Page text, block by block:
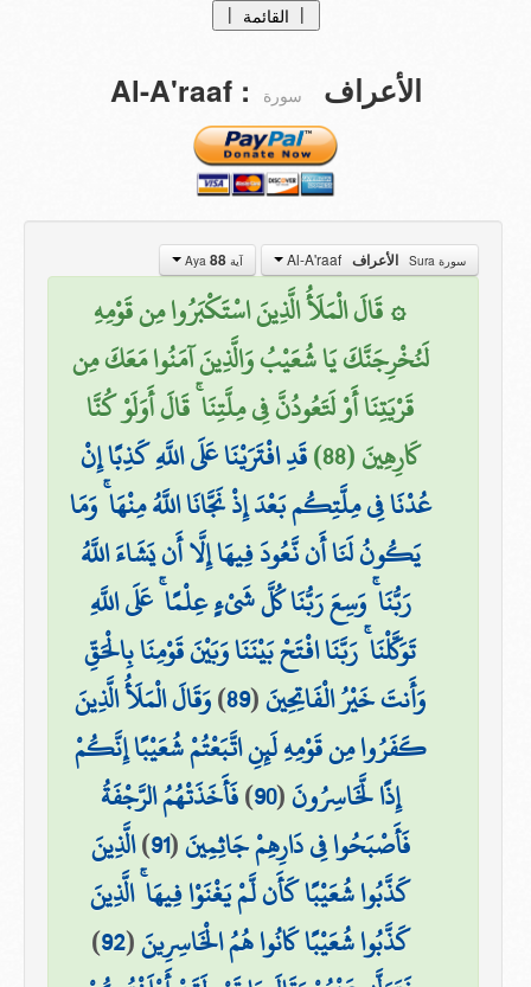
| |
اتصل بنا
تبرعات
الأعراف سورة :
Al-A'raaf
سورة Sura الأعراف Al-A'raaf آية Aya88
۞ قَالَ الْمَلَأُ الَّذِينَ اسْتَكْبَرُوا مِن قَوْمِهِ
لَنُخْرِجَنَّكَ يَا شُعَيْبُ وَالَّذِينَ آمَنُوا مَعَكَ مِن
قَرْيَتِنَا أَوْ لَتَعُودُنَّ فِي مِلَّتِنَا ۚ قَالَ أَوَلَوْ كُنَّا
كَارِهِينَ (88)
قَدِ افْتَرَيْنَا عَلَى اللَّهِ كَذِبًا إِنْ
عُدْنَا فِي مِلَّتِكُم بَعْدَ إِذْ نَجَّانَا اللَّهُ مِنْهَا ۚ وَمَا
يَكُونُ لَنَا أَن نَّعُودَ فِيهَا إِلَّا أَن يَشَاءَ اللَّهُ
رَبُّنَا ۚ وَسِعَ رَبُّنَا كُلَّ شَيْءٍ عِلْمًا ۚ عَلَى اللَّهِ
تَوَكَّلْنَا ۚ رَبَّنَا افْتَحْ بَيْنَنَا وَبَيْنَ قَوْمِنَا بِالْحَقِّ
وَأَنتَ خَيْرُ الْفَاتِحِينَ(
89
)وَقَالَ الْمَلَأُ الَّذِينَ
كَفَرُوا مِن قَوْمِهِ لَئِنِ اتَّبَعْتُمْ شُعَيْبًا إِنَّكُمْ
إِذًا لَّخَاسِرُونَ(
90
)فَأَخَذَتْهُمُ الرَّجْفَةُ
فَأَصْبَحُوا فِي دَارِهِمْ جَاثِمِينَ(
91
)الَّذِينَ
كَذَّبُوا شُعَيْبًا كَأَن لَّمْ يَغْنَوْا فِيهَا ۚ الَّذِينَ
كَذَّبُوا شُعَيْبًا كَانُوا هُمُ الْخَاسِرِينَ(
92
)